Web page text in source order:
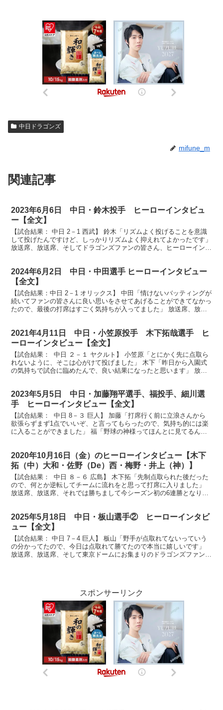
中日ドラゴンズ
mifune_m
関連記事
2023年6月6日 中日・鈴木投手 ヒーローインタビュ
ー【全文】
【試合結果： 中日 2－1 西武】 鈴木「リズムよく投げることを意識
して投げたんですけど、しっかりリズムよく抑えれてよかったです」
放送席、放送席、そしてドラゴンズファンの皆さん、ヒーローインタ
2024年6月2日 中日・中田選手 ヒーローインタビュー
【全文】
【試合結果：中日 2－1 オリックス】 中田「情けないバッティングが
続いてファンの皆さんに良い思いをさせてあげることができてなかっ
たので、最後の打席はすごく気持ちが入ってました」 放送席、放送
2021年4月11日 中日・小笠原投手 木下拓哉選手 ヒ
ーローインタビュー【全文】
【試合結果： 中日 ２－１ ヤクルト】 小笠原「とにかく先に点取ら
れないように、そこは心がけて投げました」 木下「昨日から入園式
の気持ちで試合に臨めたんで、良い結果になったと思います」 放送
2023年5月5日 中日・加藤翔平選手、福投手、細川選
手 ヒーローインタビュー【全文】
【試合結果： 中日 8－３ 巨人】 加藤「打席行く前に立浪さんから
欲張らずまず1点でいいぞ、と言ってもらったので、気持ち的には楽
に入ることができました」 福「野球の神様ってほんとに見てるんだ
2020年10月16日（金）のヒーローインタビュー【木下
拓（中）大和・佐野（De）西・梅野・井上（神）】
【試合結果： 中日 ８－６ 広島】 木下拓「先制点取られた後だった
ので、何とか逆転してチームに流れをと思って打席に入りました」
放送席、放送席、それでは勝ちまして今シーズン初の6連勝となりま
2025年5月18日 中日・板山選手② ヒーローインタビ
ュー【全文】
【試合結果： 中日 7－4 巨人】 板山「野手が点取れてないっていう
の分かってたので、今日は点取れて勝てたので本当に嬉しいです」
放送席、放送席、そして東京ドームにお集まりのドラゴンズファンの
スポンサーリンク